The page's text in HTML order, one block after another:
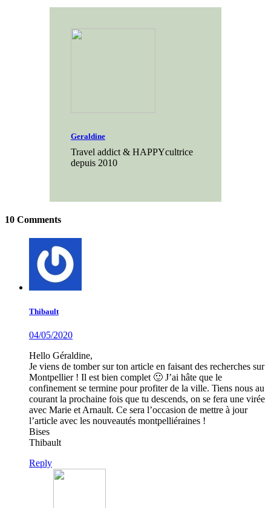
Geraldine
Travel addict & HAPPYcultrice
depuis 2010
10 Comments
Thibault
04/05/2020
Hello Géraldine,
Je viens de tomber sur ton article en faisant des recherches sur
Montpellier ! Il est bien complet 🙂 J’ai hâte que le
confinement se termine pour profiter de la ville. Tiens nous au
courant la prochaine fois que tu descends, on se fera une virée
avec Marie et Arnault. Ce sera l’occasion de mettre à jour
l’article avec les nouveautés montpelliéraines !
Bises
Thibault
Reply